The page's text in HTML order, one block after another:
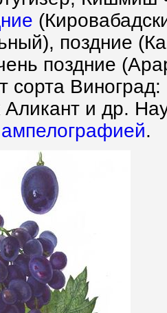
поздние
поздние
сорта
Аликант и др.
ампелографией.